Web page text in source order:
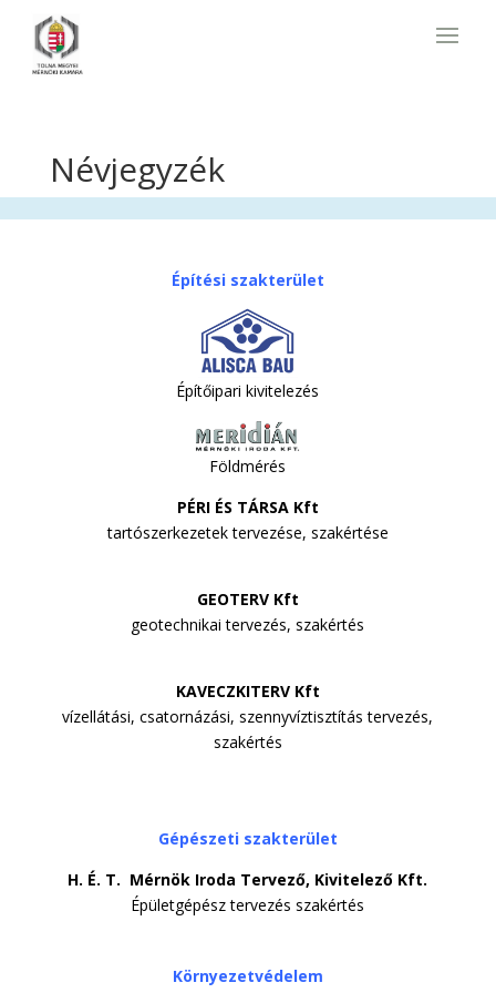
Névjegyzék
Építési szakterület
Építőipari kivitelezés
Földmérés
PÉRI ÉS TÁRSA Kft
tartószerkezetek tervezése, szakértése
GEOTERV Kft
geotechnikai tervezés, szakértés
KAVECZKITERV Kft
vízellátási, csatornázási, szennyvíztisztítás tervezés,
szakértés
Gépészeti szakterület
H. É. T. Mérnök Iroda Tervező, Kivitelező Kft.
Épületgépész tervezés szakértés
Környezetvédelem